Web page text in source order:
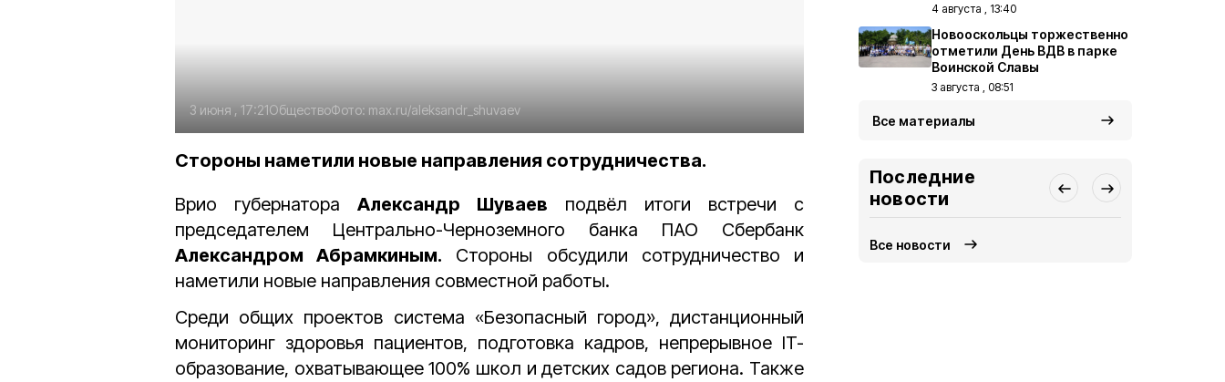
3 июня , 17:21ОбществоФото: max.ru/aleksandr_shuvaev
Стороны наметили новые направления сотрудничества.
Врио губернатора Александр Шуваев подвёл итоги встречи с
председателем Центрально-Черноземного банка ПАО Сбербанк
Александром Абрамкиным. Стороны обсудили сотрудничество и
наметили новые направления совместной работы.
Среди общих проектов система «Безопасный город», дистанционный
мониторинг здоровья пациентов, подготовка кадров, непрерывное IT-
образование, охватывающее 100% школ и детских садов региона. Также
4 августа , 13:40
Новооскольцы торжественно
отметили День ВДВ в парке
Воинской Славы
3 августа , 08:51
Все материалы
Последние
новости
Все новости